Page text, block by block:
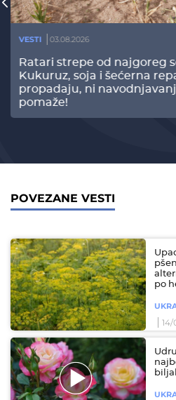
VESTI 03.08.2026
Ratari strepe od najgoreg
Kukuruz, soja i šećerna
propadaju, ni
pomaže!
POVEZANE VESTI
po
14/